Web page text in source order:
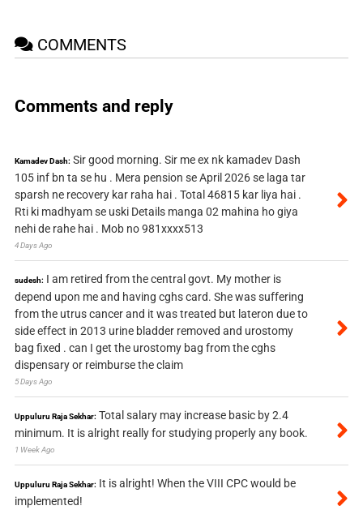
COMMENTS
Comments and reply
Kamadev Dash: Sir good morning. Sir me ex nk kamadev Dash
105 inf bn ta se hu . Mera pension se April 2026 se laga tar
sparsh ne recovery kar raha hai . Total 46815 kar liya hai .
Rti ki madhyam se uski Details manga 02 mahina ho giya
nehi de rahe hai . Mob no 981xxxx513
4 Days Ago
sudesh: I am retired from the central govt. My mother is
depend upon me and having cghs card. She was suffering
from the utrus cancer and it was treated but lateron due to
side effect in 2013 urine bladder removed and urostomy
bag fixed . can I get the urostomy bag from the cghs
dispensary or reimburse the claim
5 Days Ago
Uppuluru Raja Sekhar: Total salary may increase basic by 2.4
minimum. It is alright really for studying properly any book.
1 Week Ago
Uppuluru Raja Sekhar: It is alright! When the VIII CPC would be
implemented!